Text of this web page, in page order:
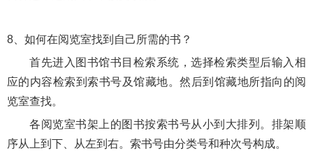
8、 如何在阅览室找到自己所需的书？
首先进入图书馆书目检索系统，选择检索类型后输入相
应的内容检索到索书号及馆藏地。然后到馆藏地所指向的阅
览室查找。
各阅览室书架上的图书按索书号从小到大排列。排架顺
序从上到下、从左到右。索书号由分类号和种次号构成。